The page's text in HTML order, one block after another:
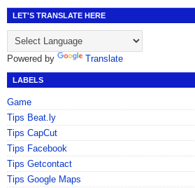
LET'S TRANSLATE HERE
Powered by Translate
LABELS
Game
Tips Beat.ly
Tips CapCut
Tips Facebook
Tips Getcontact
Tips Google Maps